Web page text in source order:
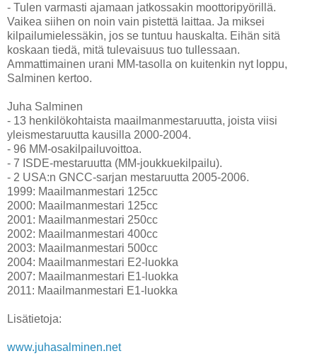
- Tulen varmasti ajamaan jatkossakin moottoripyörillä.
Vaikea siihen on noin vain pistettä laittaa. Ja miksei
kilpailumielessäkin, jos se tuntuu hauskalta. Eihän sitä
koskaan tiedä, mitä tulevaisuus tuo tullessaan.
Ammattimainen urani MM-tasolla on kuitenkin nyt loppu,
Salminen kertoo.
Juha Salminen
- 13 henkilökohtaista maailmanmestaruutta, joista viisi
yleismestaruutta kausilla 2000-2004.
- 96 MM-osakilpailuvoittoa.
- 7 ISDE-mestaruutta (MM-joukkuekilpailu).
- 2 USA:n GNCC-sarjan mestaruutta 2005-2006.
1999: Maailmanmestari 125cc
2000: Maailmanmestari 125cc
2001: Maailmanmestari 250cc
2002: Maailmanmestari 400cc
2003: Maailmanmestari 500cc
2004: Maailmanmestari E2-luokka
2007: Maailmanmestari E1-luokka
2011: Maailmanmestari E1-luokka
Lisätietoja:
www.juhasalminen.net